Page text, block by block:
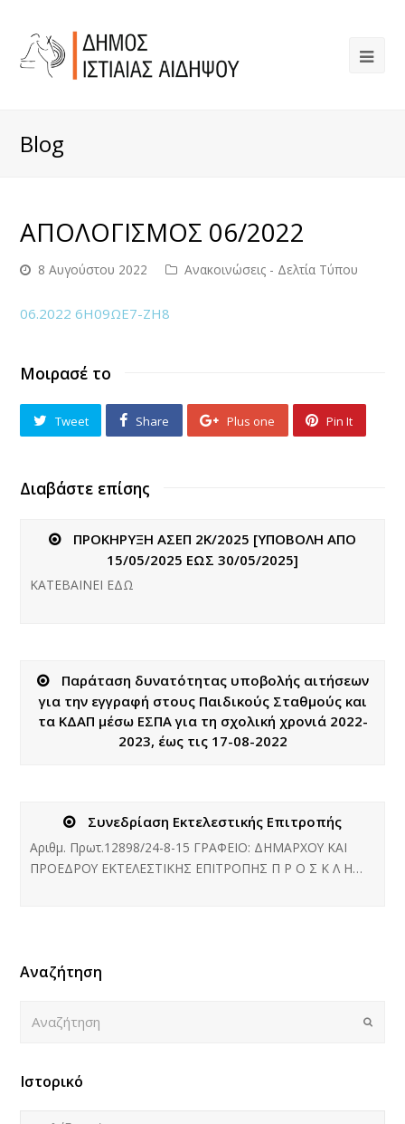
Blog
ΑΠΟΛΟΓΙΣΜΟΣ 06/2022
8 Αυγούστου 2022 Ανακοινώσεις - Δελτία Τύπου
06.2022 6Η09ΩΕ7-ΖΗ8
Μοιρασέ το
Tweet Share Plus one Pin It
Διαβάστε επίσης
ΠΡΟΚΗΡΥΞΗ ΑΣΕΠ 2Κ/2025 [ΥΠΟΒΟΛΗ ΑΠΟ
15/05/2025 ΕΩΣ 30/05/2025]
ΚΑΤΕΒΑΙΝΕΙ ΕΔΩ
Παράταση δυνατότητας υποβολής αιτήσεων
για την εγγραφή στους Παιδικούς Σταθμούς και
τα ΚΔΑΠ μέσω ΕΣΠΑ για τη σχολική χρονιά 2022-
2023, έως τις 17-08-2022
Συνεδρίαση Εκτελεστικής Επιτροπής
Αριθμ. Πρωτ.12898/24-8-15 ΓΡΑΦΕΙΟ: ΔΗΜΑΡΧΟΥ ΚΑΙ
ΠΡΟΕΔΡΟΥ ΕΚΤΕΛΕΣΤΙΚΗΣ ΕΠΙΤΡΟΠΗΣ Π Ρ Ο Σ Κ Λ Η…
Αναζήτηση
Submit
Ιστορικό
Ιστορικό